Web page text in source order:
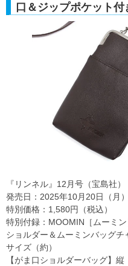
口＆ジップポケット付
『リンネル』12月号（宝島社）
発売日：2025年10月20日（月）
特別価格：1,580円（税込）
特別付録：MOOMIN［ムーミ
ショルダー＆ムーミンバッグチ
サイズ（約）
【がま口ショルダーバッグ】